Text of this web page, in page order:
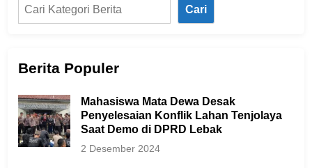
Cari
Berita Populer
Mahasiswa Mata Dewa Desak
Penyelesaian Konflik Lahan Tenjolaya
Saat Demo di DPRD Lebak
2 Desember 2024